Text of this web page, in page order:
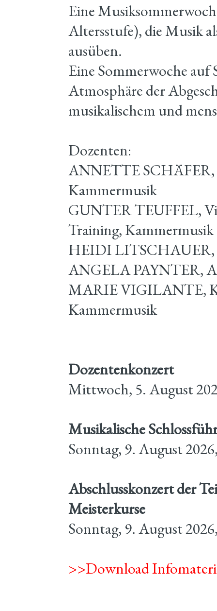
Eine
Altersstufe), die Musik
ausüben.
Eine Sommerwoche auf
Atmosphäre der
musikalischem und
Dozenten:
ANNETTE SCHÄFER,
Kammermusik
GUNTER TEUFFEL,
Training, Kammermusik
HEIDI LITSCHAUER,
ANGELA PAYNTER,
MARIE VIGILANTE,
Kammermusik
Dozentenkonzert
Mittwoch, 5. August
Musikalische
Sonntag, 9. August
Abschlusskonzert der
Meisterkurse
Sonntag, 9. August
>>Download